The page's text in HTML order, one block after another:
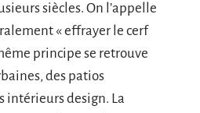
siècles. On l’appelle
« effrayer le cerf
principe se retrouve
des patios
intérieurs design. La